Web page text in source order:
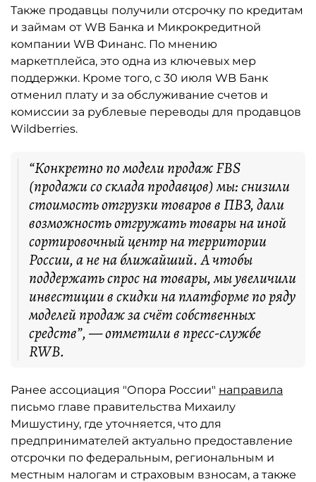
Также продавцы получили отсрочку по кредитам
и займам от WB Банка и Микрокредитной
компании WB Финанс. По мнению
маркетплейса, это одна из ключевых мер
поддержки. Кроме того, с 30 июля WB Банк
отменил плату и за обслуживание счетов и
комиссии за рублевые переводы для продавцов
Wildberries.
“Конкретно по модели продаж FBS
(продажи со склада продавцов) мы: снизили
стоимость отгрузки товаров в ПВЗ, дали
возможность отгружать товары на иной
сортировочный центр на территории
России, а не на ближайший. А чтобы
поддержать спрос на товары, мы увеличили
инвестиции в скидки на платформе по ряду
моделей продаж за счёт собственных
средств”, — отметили в пресс-службе
RWB.
Ранее ассоциация "Опора России" направила
письмо главе правительства Михаилу
Мишустину, где уточняется, что для
предпринимателей актуально предоставление
отсрочки по федеральным, региональным и
местным налогам и страховым взносам, а также